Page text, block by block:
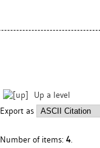
Up a level
Export as
Number of items: 4.